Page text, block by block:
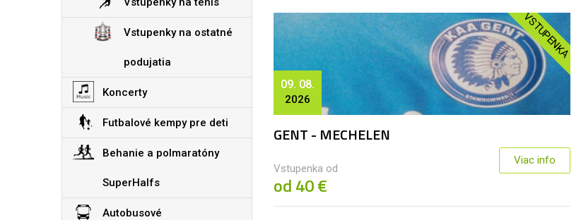
VSTUPENKA
09. 08.
2026
GENT - MECHELEN
Vstupenka od
od 40 €
Viac info
Vstupenky na ostatné
podujatia
Koncerty
Futbalové kempy pre deti
Behanie a polmaratóny
SuperHalfs
Autobusové